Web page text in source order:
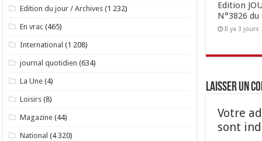
Edition
N°3826
Il ya 3 jours
Laisser un
Votre
sont
Edition du jour / Archives (1 232)
En vrac (465)
International (1 208)
journal quotidien (634)
La Une (4)
Loisirs (8)
Magazine (44)
National (4 320)